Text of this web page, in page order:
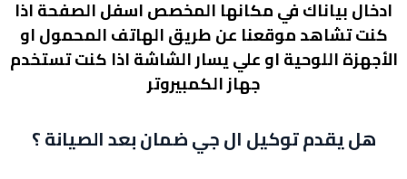
ادخال بياناك في مكانها المخصص اسفل الصفحة اذا
كنت تشاهد موقعنا عن طريق الهاتف المحمول او
الأجهزة اللوحية او علي يسار الشاشة اذا كنت تستخدم
جهاز الكمبيروتر
هل يقدم توكيل ال جي ضمان بعد الصيانة ؟